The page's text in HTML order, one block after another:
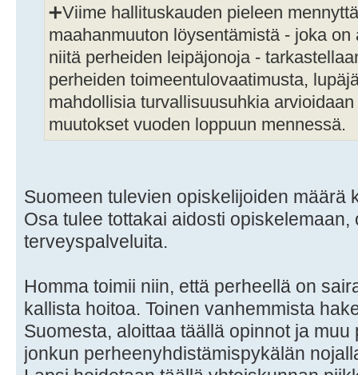
➕Viime hallituskauden pieleen
maahanmuuton löysentämistä - joka
niitä perheiden leipäjonoja -
perheiden toimeentulovaatimusta,
mahdollisia turvallisuusuhkia
muutokset vuoden loppuun mennessä.
Suomeen tulevien opiskelijoiden määrä
Osa tulee tottakai aidosti opiskelemaan,
terveyspalveluita.
Homma toimii niin, että perheellä on
kallista hoitoa. Toinen vanhemmista
Suomesta, aloittaa täällä opinnot ja
jonkun perheenyhdistämispykälän